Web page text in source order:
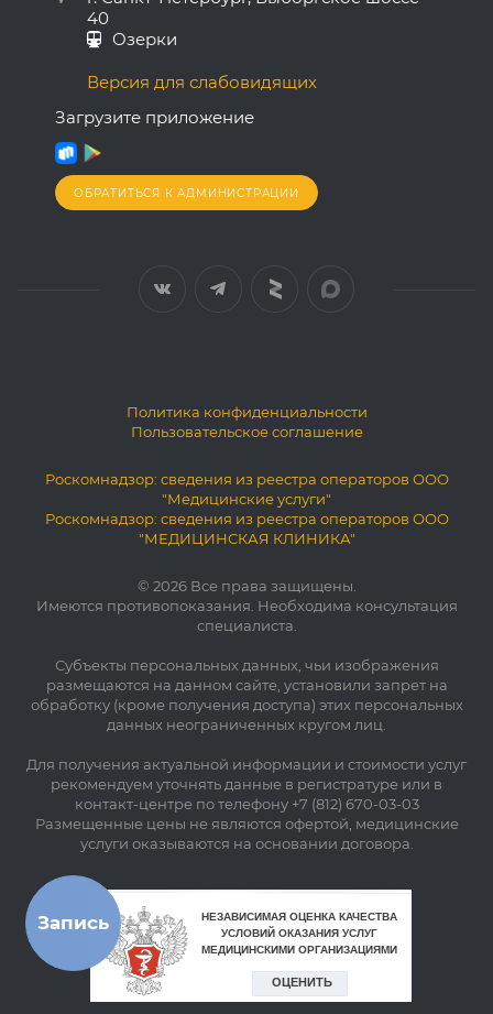
40
Озерки
Версия для слабовидящих
Загрузите приложение
ОБРАТИТЬСЯ К АДМИНИСТРАЦИИ
Политика конфиденциальности
Пользовательское соглашение
Роскомнадзор: сведения из реестра операторов ООО
"Медицинские услуги"
Роскомнадзор: сведения из реестра операторов ООО
"МЕДИЦИНСКАЯ КЛИНИКА"
© 2026 Все права защищены.
Имеются противопоказания. Необходима консультация
специалиста.
Субъекты персональных данных, чьи изображения
размещаются на данном сайте, установили запрет на
обработку (кроме получения доступа) этих персональных
данных неограниченных кругом лиц.
Для получения актуальной информации и стоимости услуг
рекомендуем уточнять данные в регистратуре или в
контакт-центре по телефону +7 (812) 670-03-03
Размещенные цены не являются офертой, медицинские
услуги оказываются на основании договора.
Запись